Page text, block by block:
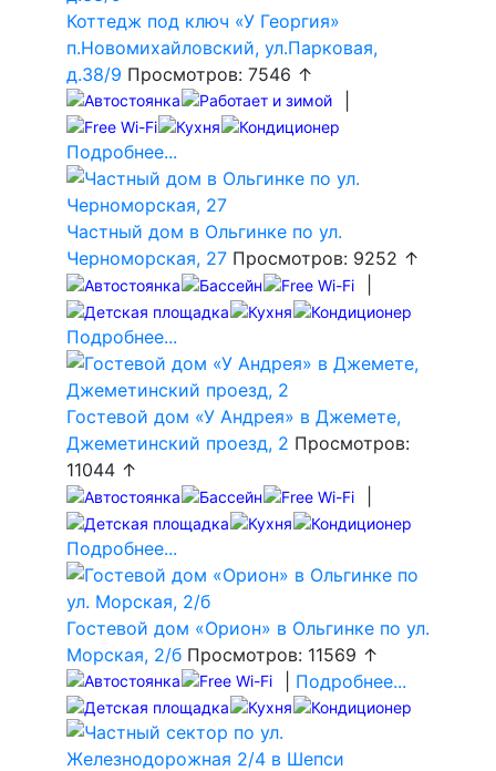
Коттедж под ключ «У Георгия»
п.Новомихайловский, ул.Парковая,
д.38/9 Просмотров: 7546 ↑
Подробнее...
Частный дом в Ольгинке по ул.
Черноморская, 27 Просмотров: 9252 ↑
Подробнее...
Гостевой дом «У Андрея» в Джемете,
Джеметинский проезд, 2 Просмотров:
11044 ↑
Подробнее...
Гостевой дом «Орион» в Ольгинке по ул.
Морская, 2/б Просмотров: 11569 ↑
Подробнее...